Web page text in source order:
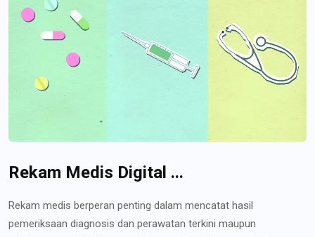
Rekam Medis Digital ...
Rekam medis berperan penting dalam mencatat hasil
pemeriksaan diagnosis dan perawatan terkini maupun